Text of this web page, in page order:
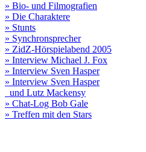
» Bio- und Filmografien
» Die Charaktere
» Stunts
» Synchronsprecher
» ZidZ-Hörspielabend 2005
» Interview Michael J. Fox
» Interview Sven Hasper
» Interview Sven Hasper
und Lutz Mackensy
» Chat-Log Bob Gale
» Treffen mit den Stars